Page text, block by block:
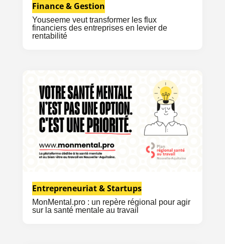
Youseeme veut transformer les flux
financiers des entreprises en levier de
rentabilité
Finance & Gestion
MonMental.pro : un repère régional pour agir
sur la santé mentale au travail
Entrepreneuriat & Startups